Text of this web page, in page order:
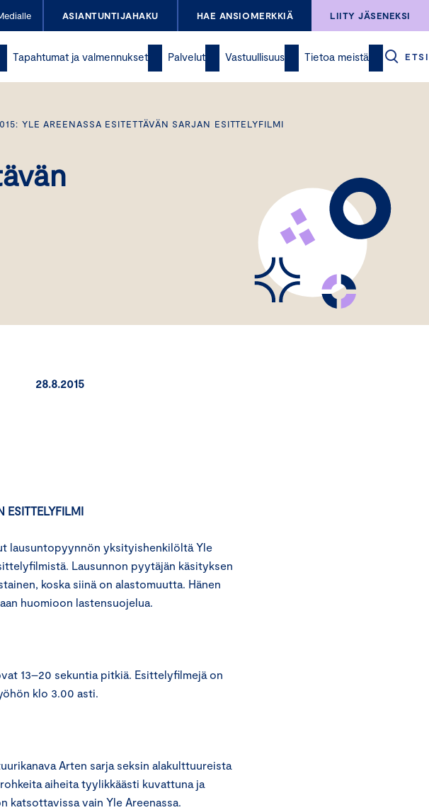
ASIANTUNTIJAHAKU HAE ANSIOMERKKIÄ LIITY JÄSENEKSI
Tapahtumat ja valmennukset Palvelut Vastuullisuus Tietoa meistä ETSI
YLE AREENASSA ESITETTÄVÄN SARJAN ESITTELYFILMI
ESITTELYFILMI
lausuntopyynnön yksityishenkilöltä Yle
Lausunnon pyytäjän käsityksen
koska siinä on alastomuutta. Hänen
huomioon lastensuojelua.
13–20 sekuntia pitkiä. Esittelyfilmejä on
klo 3.00 asti.
Arten sarja seksin alakulttuureista
aiheita tyylikkäästi kuvattuna ja
katsottavissa vain Yle Areenassa.